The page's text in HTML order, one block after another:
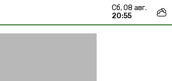
сб, 08 авг.
20:55